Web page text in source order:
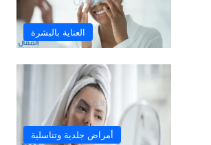
العناية بالبشرة
أمراض جلدية وتناسلية